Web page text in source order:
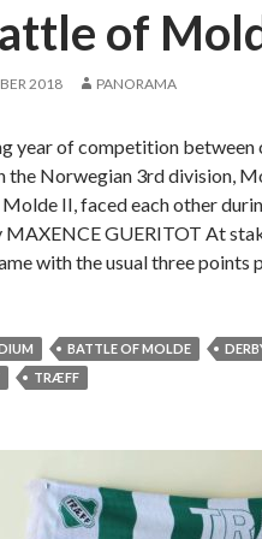
of
2018 PANORAMA
year of competition between
the Norwegian 3rd division,
II, faced each other
MAXENCE GUERITOT At
with the usual three points
BATTLE OF MOLDE
TRÆFF